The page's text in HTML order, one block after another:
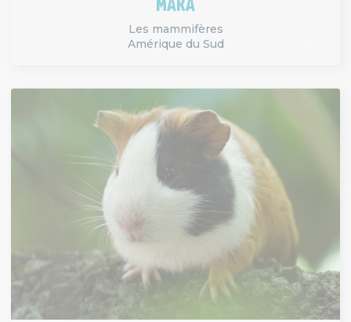
Les mammifères
Amérique du Sud